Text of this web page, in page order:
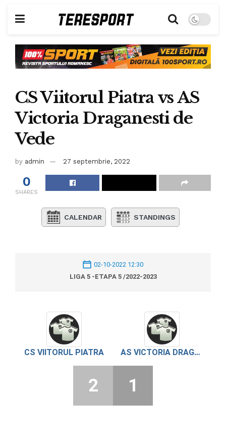
CS Viitorul Piatra vs AS
Victoria Draganesti de
Vede
by admin 27 septembrie, 2022
0
SHARES
CALENDAR STANDINGS
02-10-2022 12:30
LIGA 5 -ETAPA 5 /2022-2023
CS VIITORUL PIATRA AS VICTORIA DRAGANESTI DE VEDE
2 1